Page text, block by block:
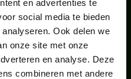
en advertenties te
social media te bieden
Ook delen we
onze site met onze
en analyse. Deze
combineren met andere
VERDER